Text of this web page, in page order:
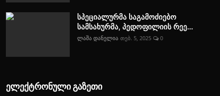
სპეციალურმა საგამოძიებო
სამსახურმა, პედოფილიის რეე...
ლაშა დანელია თებ. 5, 2025 0
ელექტრონული გაზეთი